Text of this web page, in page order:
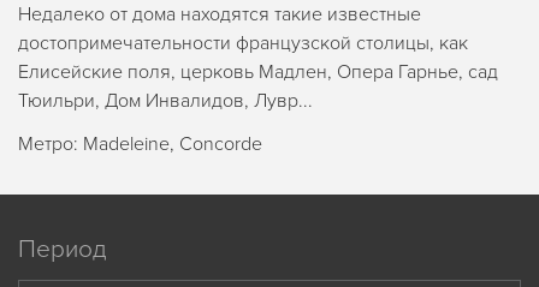
Недалеко от дома находятся такие известные
достопримечательности французской столицы, как
Елисейские поля, церковь Мадлен, Опера Гарнье, сад
Тюильри, Дом Инвалидов, Лувр...
Метро: Madeleine, Concorde
Период